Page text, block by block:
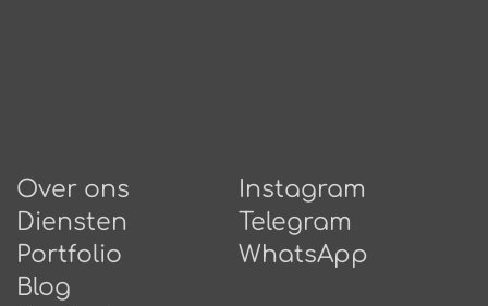
Over ons
Diensten
Portfolio
Blog
Instagram
Telegram
WhatsApp